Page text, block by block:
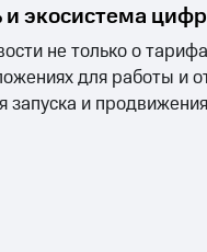
экосистема
не только о
для работы и
запуска и